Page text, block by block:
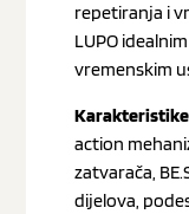
repetiranja i
LUPO
vremenskim
action
zatvarača,
dijelova,